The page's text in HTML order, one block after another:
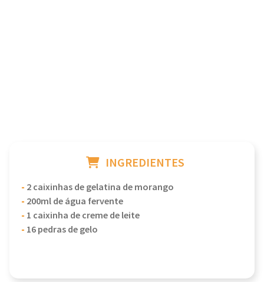
INGREDIENTES
- 2 caixinhas de gelatina de morango
- 200ml de água fervente
- 1 caixinha de creme de leite
- 16 pedras de gelo